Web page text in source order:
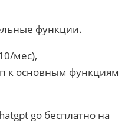
функции.
мес),
к основным функциям
go бесплатно на